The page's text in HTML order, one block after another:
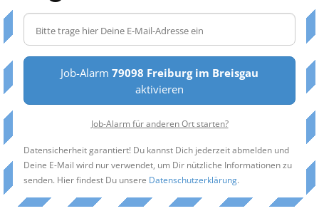
Job-Alarm 79098 Freiburg im Breisgau
aktivieren
Job-Alarm für anderen Ort starten?
Datensicherheit garantiert! Du kannst Dich jederzeit abmelden und
Deine E-Mail wird nur verwendet, um Dir nützliche Informationen zu
senden. Hier findest Du unsere Datenschutzerklärung.